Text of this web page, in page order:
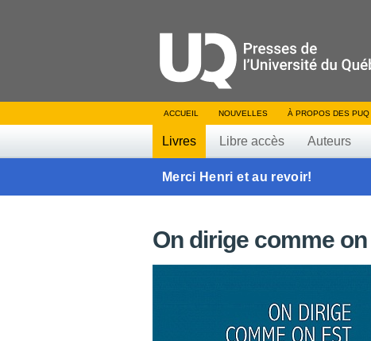
ACCUEIL NOUVELLES À PROPOS DES PUQ
Livres Libre accès Auteurs
Merci Henri et au revoir!
On dirige comme